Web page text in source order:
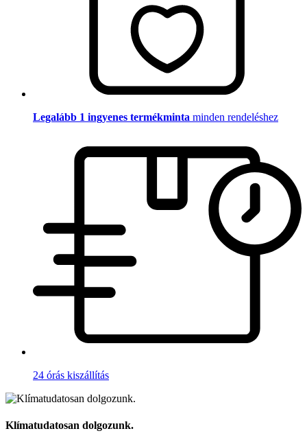
Legalább 1 ingyenes termékminta minden rendeléshez
24 órás kiszállítás
Klímatudatosan dolgozunk.